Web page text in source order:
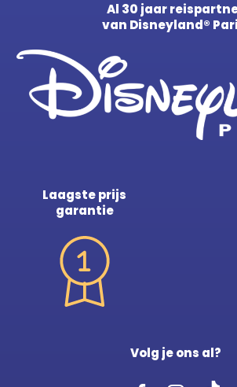
Al 30 jaar
van Disneyland®
Laagste prijs
garantie
Volg je ons al?